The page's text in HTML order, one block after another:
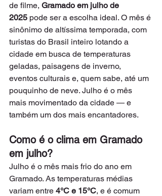
de filme, Gramado em julho de
2025 pode ser a escolha ideal. O mês é
sinônimo de altíssima temporada, com
turistas do Brasil inteiro lotando a
cidade em busca de temperaturas
geladas, paisagens de inverno,
eventos culturais e, quem sabe, até um
pouquinho de neve. Julho é o mês
mais movimentado da cidade — e
também um dos mais encantadores.
Como é o clima em Gramado
em julho?
Julho é o mês mais frio do ano em
Gramado. As temperaturas médias
variam entre 4°C e 15°C, e é comum